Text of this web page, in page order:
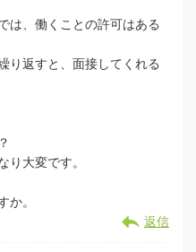
は、働くことの許可はある
り返すと、面接してくれる
り大変です。
か。
返信